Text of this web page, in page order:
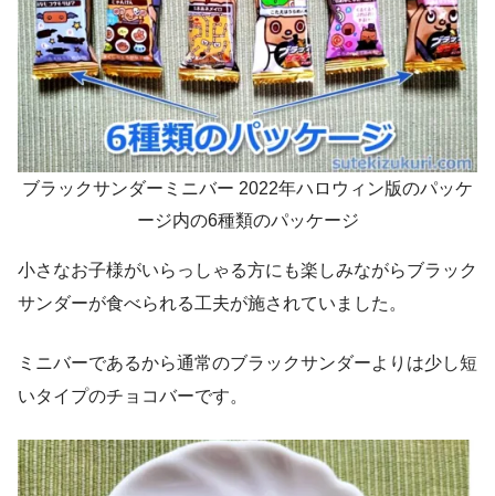
ブラックサンダーミニバー 2022年ハロウィン版のパッケ
ージ内の6種類のパッケージ
小さなお子様がいらっしゃる方にも楽しみながらブラック
サンダーが食べられる工夫が施されていました。
ミニバーであるから通常のブラックサンダーよりは少し短
いタイプのチョコバーです。